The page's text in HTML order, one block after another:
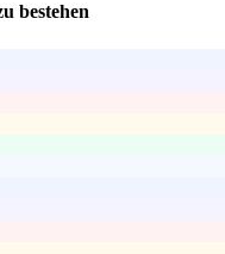
bestehen